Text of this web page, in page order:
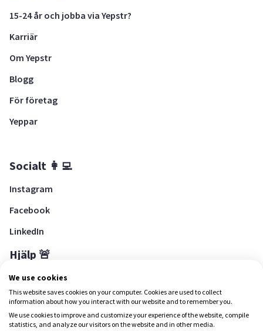
15-24 år och jobba via Yepstr?
Karriär
Om Yepstr
Blogg
För företag
Yeppar
Socialt 👩‍💻
Instagram
Facebook
LinkedIn
Hjälp 🚨
Hjälpcenter
Ladda ned Yepstr
We use cookies
This website saves cookies on your computer. Cookies are used to collect
information about how you interact with our website and to remember you.
We use cookies to improve and customize your experience of the website, compile
statistics, and analyze our visitors on the website and in other media.